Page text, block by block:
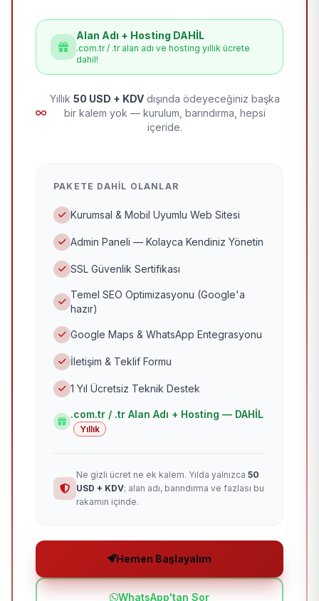
Alan Adı + Hosting DAHİL
.com.tr / .tr alan adı ve hosting yıllık ücrete
dahil!
Yıllık 50 USD + KDV dışında ödeyeceğiniz başka
bir kalem yok — kurulum, barındırma, hepsi
içeride.
PAKETE DAHIL OLANLAR
Kurumsal & Mobil Uyumlu Web Sitesi
Admin Paneli — Kolayca Kendiniz Yönetin
SSL Güvenlik Sertifikası
Temel SEO Optimizasyonu (Google'a
hazır)
Google Maps & WhatsApp Entegrasyonu
İletişim & Teklif Formu
1 Yıl Ücretsiz Teknik Destek
.com.tr / .tr Alan Adı + Hosting — DAHİL
Yıllık
Ne gizli ücret ne ek kalem. Yılda yalnızca 50
USD + KDV; alan adı, barındırma ve fazlası bu
rakamın içinde.
Hemen Başlayalım
WhatsApp'tan Sor